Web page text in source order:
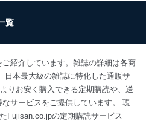
覧
紹介しています。雑誌の詳細は各商
日本最大級の雑誌に特化した通販サ
りお安く購入できる定期購読や、送
サービスをご提供しています。 現
Fujisan.co.jpの定期購読サービス